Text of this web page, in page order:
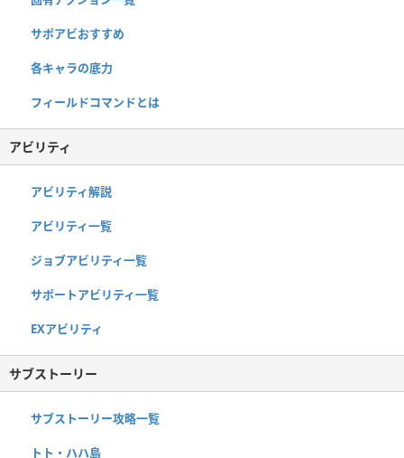
サポアビおすすめ
各キャラの底力
フィールドコマンドとは
アビリティ
アビリティ解説
アビリティ一覧
ジョブアビリティ一覧
サポートアビリティ一覧
EXアビリティ
サブストーリー
サブストーリー攻略一覧
トト・ハハ島